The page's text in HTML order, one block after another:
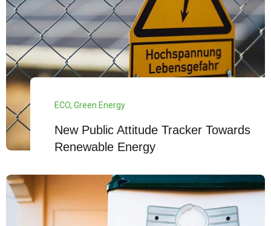
ECO, Green Energy
New Public Attitude Tracker Towards
Renewable Energy